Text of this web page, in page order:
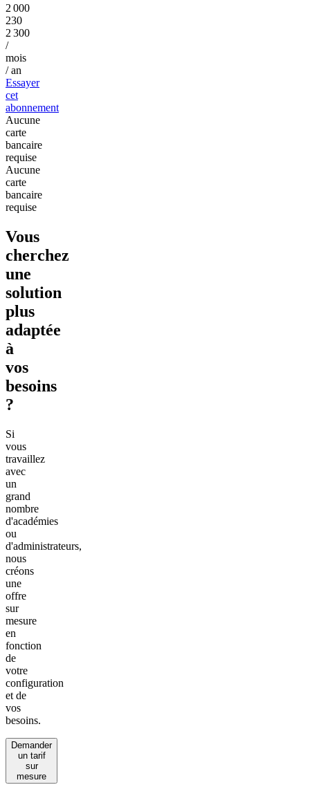
2 000
230
2 300
/
mois
/ an
Essayer
cet
abonnement
Aucune
carte
bancaire
requise
Aucune
carte
bancaire
requise
Vous
cherchez
une
solution
plus
adaptée
à
vos
besoins
?
Si
vous
travaillez
avec
un
grand
nombre
d'académies
ou
d'administrateurs,
nous
créons
une
offre
sur
mesure
en
fonction
de
votre
configuration
et de
vos
besoins.
Demander
un tarif
sur
mesure